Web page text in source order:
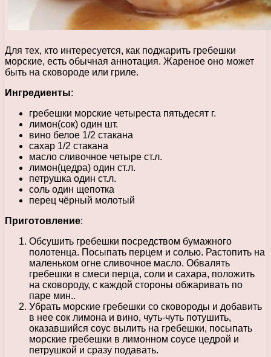
Для тех, кто интересуется, как поджарить гребешки
морские, есть обычная аннотация. Жареное оно может
быть на сковороде или гриле.
Ингредиенты:
гребешки морские четыреста пятьдесят г.
лимон(сок) один шт.
вино белое 1/2 стакана
сахар 1/2 стакана
масло сливочное четыре ст.л.
лимон(цедра) один ст.л.
петрушка один ст.л.
соль один щепотка
перец чёрный молотый
Приготовление:
Обсушить гребешки посредством бумажного
полотенца. Посыпать перцем и солью. Растопить на
маленьком огне сливочное масло. Обвалять
гребешки в смеси перца, соли и сахара, положить
на сковороду, с каждой стороны обжаривать по
паре мин..
Убрать морские гребешки со сковороды и добавить
в нее сок лимона и вино, чуть-чуть потушить,
оказавшийся соус вылить на гребешки, посыпать
морские гребешки в лимонном соусе цедрой и
петрушкой и сразу подавать.